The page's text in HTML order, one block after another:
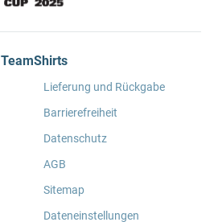
TeamShirts
Lieferung und Rückgabe
Barrierefreiheit
Datenschutz
AGB
Sitemap
Dateneinstellungen